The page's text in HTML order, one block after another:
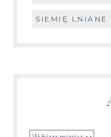
SIEMIĘ LNIANE